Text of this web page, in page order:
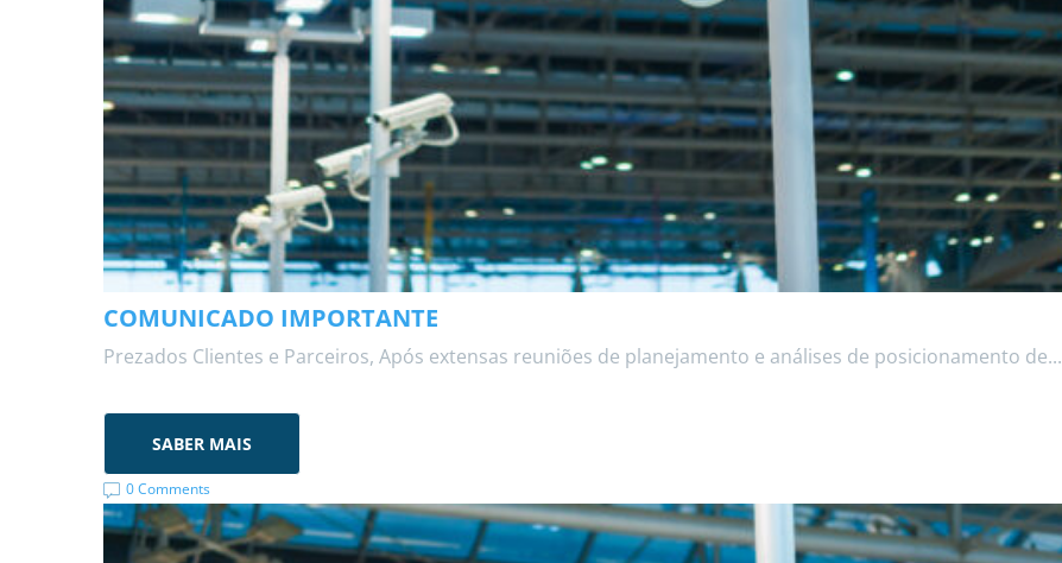
COMUNICADO IMPORTANTE
Prezados Clientes e Parceiros, Após extensas reuniões de planejamento e análises de posicionamento de...
SABER MAIS
0 Comments